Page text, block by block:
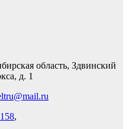
область, Здвинский
д. 1
,